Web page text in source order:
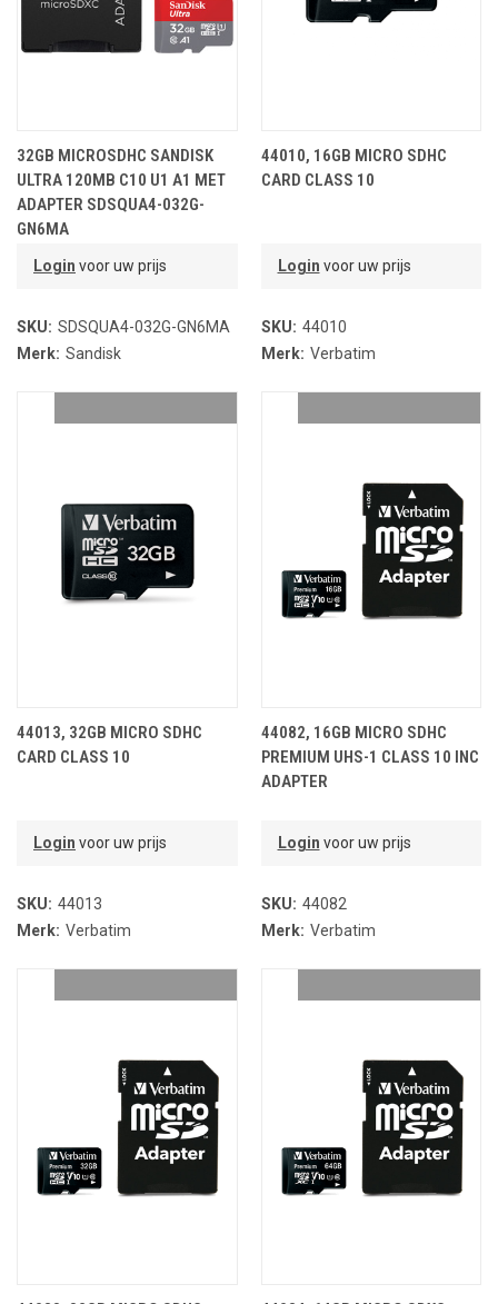
32GB MICROSDHC SANDISK
ULTRA 120MB C10 U1 A1 MET
ADAPTER SDSQUA4-032G-
GN6MA
Login voor uw prijs
SKU: SDSQUA4-032G-GN6MA
Merk: Sandisk
44010, 16GB MICRO SDHC
CARD CLASS 10
Login voor uw prijs
SKU: 44010
Merk: Verbatim
44013, 32GB MICRO SDHC
CARD CLASS 10
Login voor uw prijs
SKU: 44013
Merk: Verbatim
44082, 16GB MICRO SDHC
PREMIUM UHS-1 CLASS 10 INC
ADAPTER
Login voor uw prijs
SKU: 44082
Merk: Verbatim